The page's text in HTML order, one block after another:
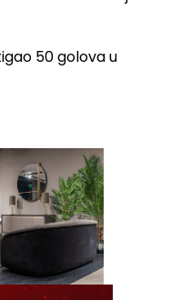
50 golova u